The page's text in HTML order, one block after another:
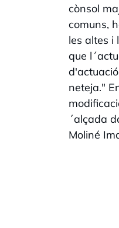
cònsol
comuns,
les altes i
que
neteja."
´alçada
Moliné